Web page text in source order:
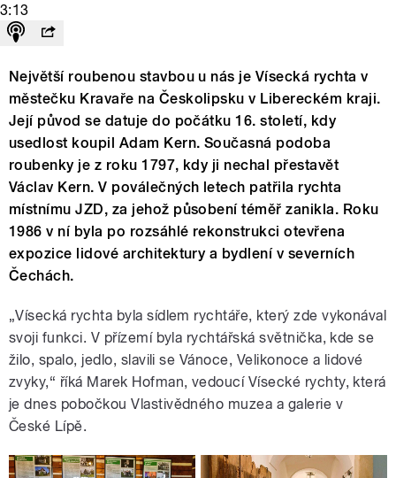
3:13
Největší roubenou stavbou u nás je Vísecká rychta v
městečku Kravaře na Českolipsku v Libereckém kraji.
Její původ se datuje do počátku 16. století, kdy
usedlost koupil Adam Kern. Současná podoba
roubenky je z roku 1797, kdy ji nechal přestavět
Václav Kern. V poválečných letech patřila rychta
místnímu JZD, za jehož působení téměř zanikla. Roku
1986 v ní byla po rozsáhlé rekonstrukci otevřena
expozice lidové architektury a bydlení v severních
Čechách.
„Vísecká rychta byla sídlem rychtáře, který zde vykonával
svoji funkci. V přízemí byla rychtářská světnička, kde se
žilo, spalo, jedlo, slavili se Vánoce, Velikonoce a lidové
zvyky,“ říká Marek Hofman, vedoucí Vísecké rychty, která
je dnes pobočkou Vlastivědného muzea a galerie v
České Lípě.